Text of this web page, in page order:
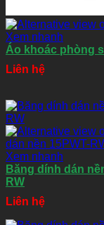
Xem nhanh
Áo khoác phòng
Liên hệ
Xem nhanh
Băng dính dán
RW
Liên hệ